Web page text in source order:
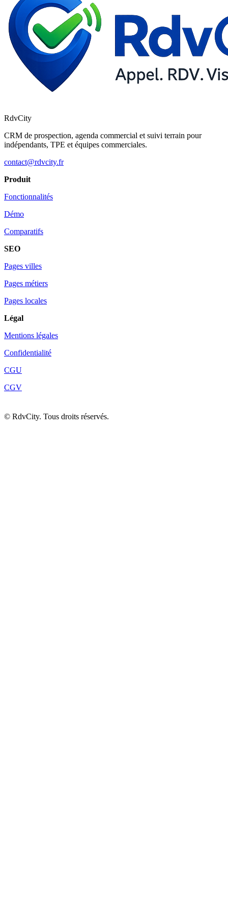
RdvCity
CRM de prospection, agenda commercial et suivi terrain pour
indépendants, TPE et équipes commerciales.
contact@rdvcity.fr
Produit
Fonctionnalités
Démo
Comparatifs
SEO
Pages villes
Pages métiers
Pages locales
Légal
Mentions légales
Confidentialité
CGU
CGV
© RdvCity. Tous droits réservés.